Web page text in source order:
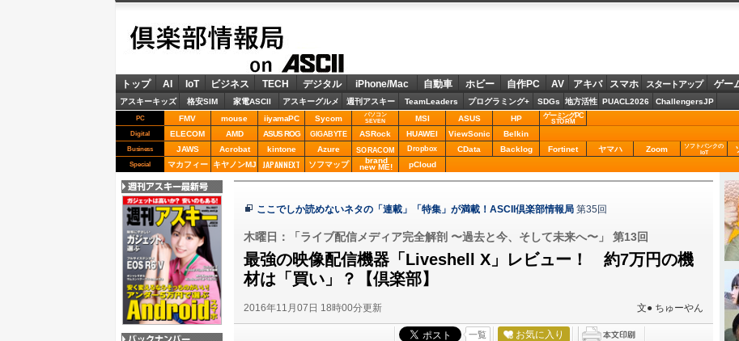
ASCII
トップ AI IoT ビジネス TECH デジタル iPhone/Mac 自動車 ホビー 自作PC AV アキバ スマホ スタートアップ ゲー
アスキーキッズ 格安SIM 家電ASCII アスキーグルメ 週刊アスキー TeamLeaders プログラミング+ SDGs 地方活性 PUACL2026 ChallengersJP
PC FMV mouse iiyamaPC Sycom
パソコン
SEVEN
MSI ASUS HP ゲーミングPC
STORM
Digital ELECOM AMD ASUS ROG GIGABYTE ASRock HUAWEI ViewSonic Belkin
Business JAWS Acrobat kintone Azure SORACOM Dropbox CData Backlog Fortinet ヤマハ Zoom
ソフトバンクの
IoT
Special マカフィー キヤノンMJ JAPANNEXT ソフマップ brand
new ME! pCloud
ここでしか読めないネタの「連載」「特集」が満載！ASCII倶楽部情報局 第35回
木曜日：「ライブ配信メディア完全解剖 〜過去と今、そして未来へ〜」 第13回
最強の映像配信機器「Liveshell X」レビュー！ 約7万円の機
材は「買い」？【倶楽部】
2016年11月07日 18時00分更新 文● ちゅーやん
一覧 お気に入り
週刊アスキー最新
号